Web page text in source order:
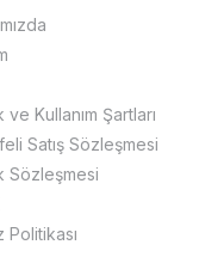
ve Kullanım Şartları
Satış Sözleşmesi
Sözleşmesi
Politikası